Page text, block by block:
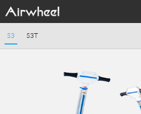
S3 S3T